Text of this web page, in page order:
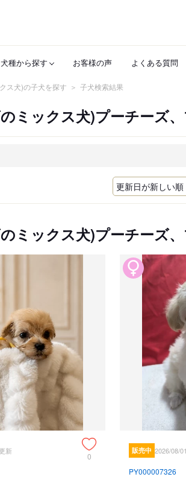
犬種から探す お客様の声 よくある質問
ス犬)の子犬を探す 子犬検索結果
ミックス犬)プーチーズ
ミックス犬)プーチーズ
新
0
販売中 2026/08/
PY000007326